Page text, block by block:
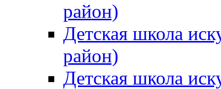
район)
Детская школа
район)
Детская школа